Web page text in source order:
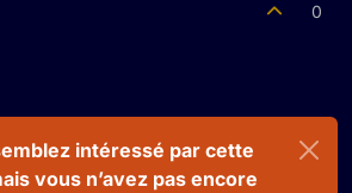
0
intéressé par cette
vous n’avez pas encore